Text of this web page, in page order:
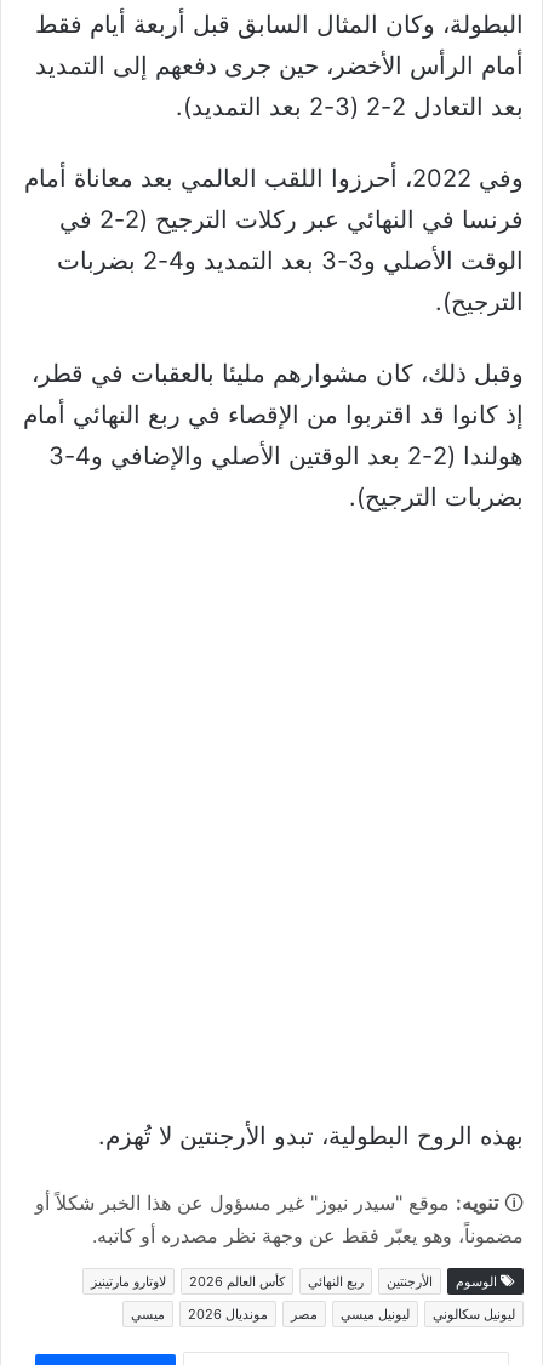
البطولة، وكان المثال السابق قبل أربعة أيام فقط
أمام الرأس الأخضر، حين جرى دفعهم إلى التمديد
بعد التعادل 2-2 (3-2 بعد التمديد).
وفي 2022، أحرزوا اللقب العالمي بعد معاناة أمام
فرنسا في النهائي عبر ركلات الترجيح (2-2 في
الوقت الأصلي و3-3 بعد التمديد و4-2 بضربات
الترجيح).
وقبل ذلك، كان مشوارهم مليئا بالعقبات في قطر،
إذ كانوا قد اقتربوا من الإقصاء في ربع النهائي أمام
هولندا (2-2 بعد الوقتين الأصلي والإضافي و4-3
بضربات الترجيح).
بهذه الروح البطولية، تبدو الأرجنتين لا تُهزم.
🛈تنويه: موقع "سيدر نيوز" غير مسؤول عن هذا الخبر شكلاً أو
مضموناً، وهو يعبّر فقط عن وجهة نظر مصدره أو كاتبه.
الوسوم الأرجنتين ربع النهائي كأس العالم 2026
لاوتارو مارتينيز
ليونيل سكالوني
ليونيل ميسي مصر مونديال 2026 ميسي